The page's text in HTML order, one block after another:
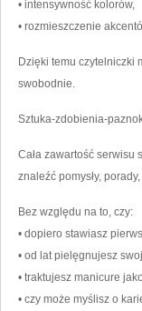
• intensywność kolorów,
• rozmieszczenie
Dzięki temu czytelniczki
swobodnie.
Sztuka-zdobienia-
Cała zawartość serwisu
znaleźć pomysły,
Bez względu na to, czy:
• dopiero stawiasz
• od lat pielęgnujesz
• traktujesz manicure
• czy może myślisz o